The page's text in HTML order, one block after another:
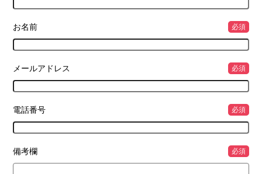
お名前 必須
メールアドレス 必須
電話番号 必須
備考欄 必須